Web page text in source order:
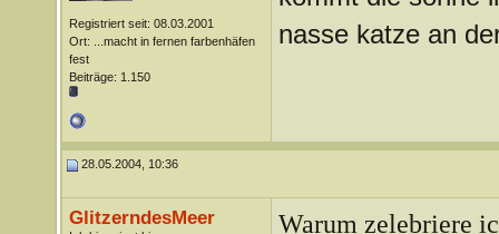
Registriert seit: 08.03.2001
Ort: ...macht in fernen farbenhäfen
fest
Beiträge: 1.150
nasse katze an
28.05.2004, 10:36
GlitzerndesMeer
Warum zelebriere